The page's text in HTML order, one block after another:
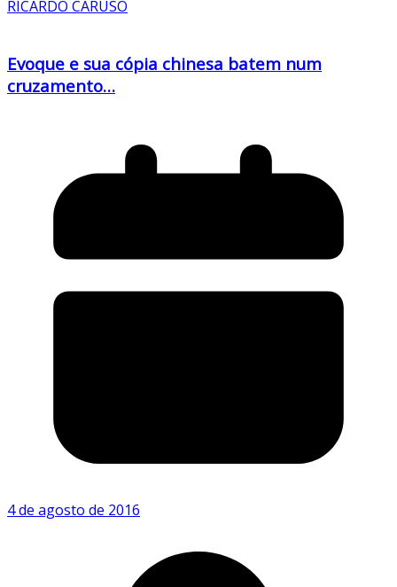
RICARDO CARUSO
Evoque e sua cópia chinesa batem num
cruzamento…
4 de agosto de 2016